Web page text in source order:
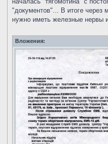
"документов"... В итоге через
нужно иметь железные нервы
Вложения: